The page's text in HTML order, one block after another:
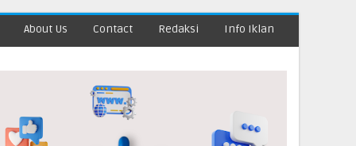
About Us Contact Redaksi Info Iklan